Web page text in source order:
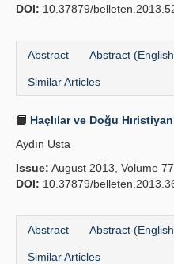
DOI: 10.37879/
Abstract Abstract
Similar Articles
Haçlılar ve Doğu
Aydın Usta
Issue: August 2013, Volume
DOI: 10.37879/
Abstract Abstract
Similar Articles